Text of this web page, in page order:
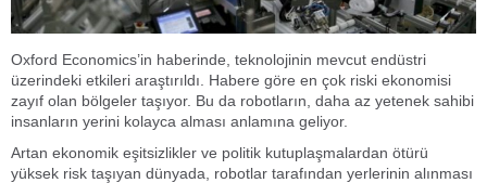
Oxford Economics’in haberinde, teknolojinin mevcut endüstri
üzerindeki etkileri araştırıldı. Habere göre en çok riski ekonomisi
zayıf olan bölgeler taşıyor. Bu da robotların, daha az yetenek sahibi
insanların yerini kolayca alması anlamına geliyor.
Artan ekonomik eşitsizlikler ve politik kutuplaşmalardan ötürü
yüksek risk taşıyan dünyada, robotlar tarafından yerlerinin alınması